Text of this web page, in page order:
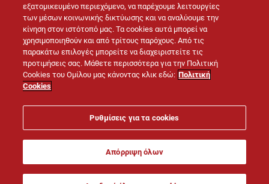
Site map Επικοινωνία
Νομική σημείωση
Πολιτική Προστασίας Προσωπικών Δεδομένων
εξατομικευμένο περιεχόμενο, να παρέχουμε λειτουργίες
των μέσων κοινωνικής δικτύωσης και να αναλύουμε την
κίνηση στον ιστότοπό μας. Τα cookies αυτά μπορεί να
χρησιμοποιηθούν και από τρίτους παρόχους. Από τις
παρακάτω επιλογές μπορείτε να διαχειριστείτε τις
προτιμήσεις σας. Μάθετε περισσότερα για την Πολιτική
Cookies του Ομίλου μας κάνοντας κλικ εδώ: Πολιτική
Cookies
Ρυθμίσεις για τα cookies
Απόρριψη όλων